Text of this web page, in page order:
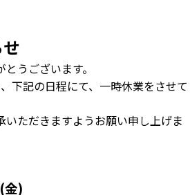
うございます。
下記の日程にて、一時休業をさせて
ただきますようお願い申し上げま
金)